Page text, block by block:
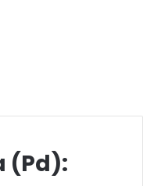
(Pd):